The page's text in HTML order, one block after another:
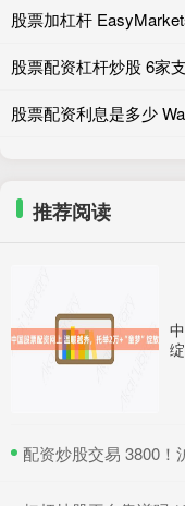
股票加杠杆
股票配资杠杆炒股 6家
股票配资利息是多少
推荐阅读
配资炒股交易 3800！沪指